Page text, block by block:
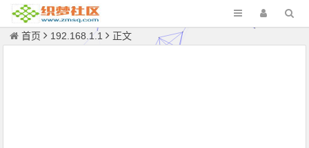
首页 192.168.1.1 正文